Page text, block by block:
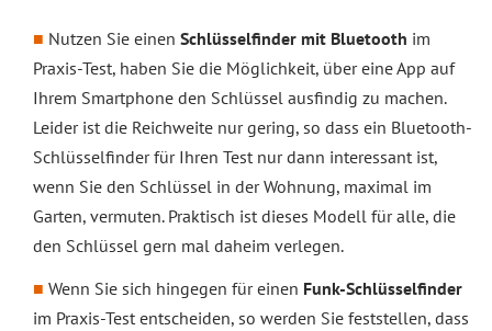
Nutzen Sie einen Schlüsselfinder mit Bluetooth im
Praxis-Test, haben Sie die Möglichkeit, über eine App auf
Ihrem Smartphone den Schlüssel ausfindig zu machen.
Leider ist die Reichweite nur gering, so dass ein Bluetooth-
Schlüsselfinder für Ihren Test nur dann interessant ist,
wenn Sie den Schlüssel in der Wohnung, maximal im
Garten, vermuten. Praktisch ist dieses Modell für alle, die
den Schlüssel gern mal daheim verlegen.
Wenn Sie sich hingegen für einen Funk-Schlüsselfinder
im Praxis-Test entscheiden, so werden Sie feststellen, dass